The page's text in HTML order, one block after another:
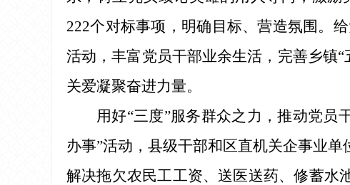
222个对标事项，明确目标、营造氛围。
活动，丰富党员干部业余生活，完善乡镇
关爱凝聚奋进力量。
用好“三度”服务群众之力，推动党
办事”活动，县级干部和区直机关企事业单
解决拖欠农民工工资、送医送药、修蓄水